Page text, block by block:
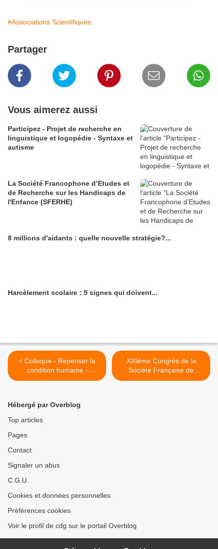
#Associations Scientifiques
Partager
Vous aimerez aussi
Participez - Projet de recherche en
linguistique et logopédie - Syntaxe et
autisme
La Société Francophone d’Etudes et
de Recherche sur les Handicaps de
l'Enfance (SFERHE)
8 millions d'aidants : quelle nouvelle stratégie?...
Harcèlement scolaire : 5 signes qui doivent...
< Colloque - Repenser la
condition humaine -
Hommages à G. Guillaume
XXIème Congrès de la
Société Française de
Neurologie Pédiatrique - 26
Hébergé par Overblog
Top articles
Pages
Contact
Signaler un abus
C.G.U.
Cookies et données personnelles
Préférences cookies
Voir le profil de cdg sur le portail Overblog